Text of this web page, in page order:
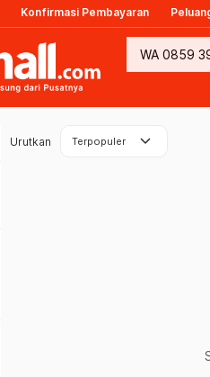
Konfirmasi Pembayaran
Urutkan Terpopuler keyboard_arrow_down